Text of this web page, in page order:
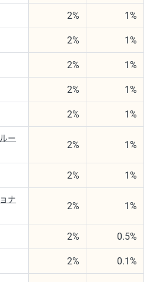
2% 1%
2% 1%
2% 1%
2% 1%
2% 1%
ー
2% 1%
2% 1%
ナ
2% 1%
2% 0.5%
2% 0.1%